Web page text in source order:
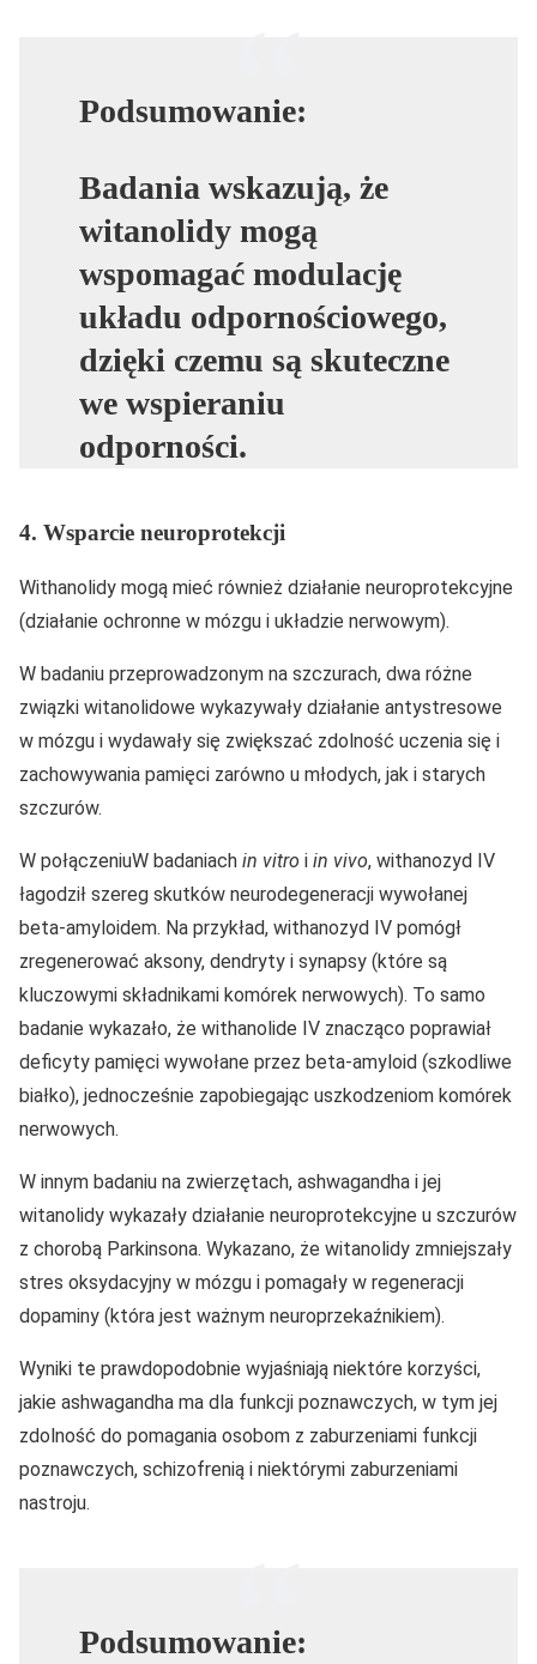
Podsumowanie:
Badania wskazują, że
witanolidy mogą
wspomagać modulację
układu odpornościowego,
dzięki czemu są skuteczne
we wspieraniu
odporności.
4. Wsparcie neuroprotekcji
Withanolidy mogą mieć również działanie neuroprotekcyjne
(działanie ochronne w mózgu i układzie nerwowym).
W badaniu przeprowadzonym na szczurach, dwa różne
związki witanolidowe wykazywały działanie antystresowe
w mózgu i wydawały się zwiększać zdolność uczenia się i
zachowywania pamięci zarówno u młodych, jak i starych
szczurów.
W połączeniuW badaniach in vitro i in vivo, withanozyd IV
łagodził szereg skutków neurodegeneracji wywołanej
beta-amyloidem. Na przykład, withanozyd IV pomógł
zregenerować aksony, dendryty i synapsy (które są
kluczowymi składnikami komórek nerwowych). To samo
badanie wykazało, że withanolide IV znacząco poprawiał
deficyty pamięci wywołane przez beta-amyloid (szkodliwe
białko), jednocześnie zapobiegając uszkodzeniom komórek
nerwowych.
W innym badaniu na zwierzętach, ashwagandha i jej
witanolidy wykazały działanie neuroprotekcyjne u szczurów
z chorobą Parkinsona. Wykazano, że witanolidy zmniejszały
stres oksydacyjny w mózgu i pomagały w regeneracji
dopaminy (która jest ważnym neuroprzekaźnikiem).
Wyniki te prawdopodobnie wyjaśniają niektóre korzyści,
jakie ashwagandha ma dla funkcji poznawczych, w tym jej
zdolność do pomagania osobom z zaburzeniami funkcji
poznawczych, schizofrenią i niektórymi zaburzeniami
nastroju.
Podsumowanie: